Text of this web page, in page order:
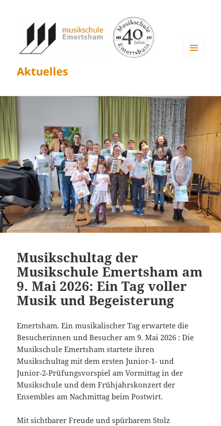
Aktuelles
Musikschultag der
Musikschule Emertsham am
9. Mai 2026: Ein Tag voller
Musik und Begeisterung
Emertsham. Ein musikalischer Tag erwartete die
Besucherinnen und Besucher am 9. Mai 2026 : Die
Musikschule Emertsham startete ihren
Musikschultag mit dem ersten Junior‑1‑ und
Junior‑2‑Prüfungsvorspiel am Vormittag in der
Musikschule und dem Frühjahrskonzert der
Ensembles am Nachmittag beim Postwirt.
Mit sichtbarer Freude und spürbarem Stolz